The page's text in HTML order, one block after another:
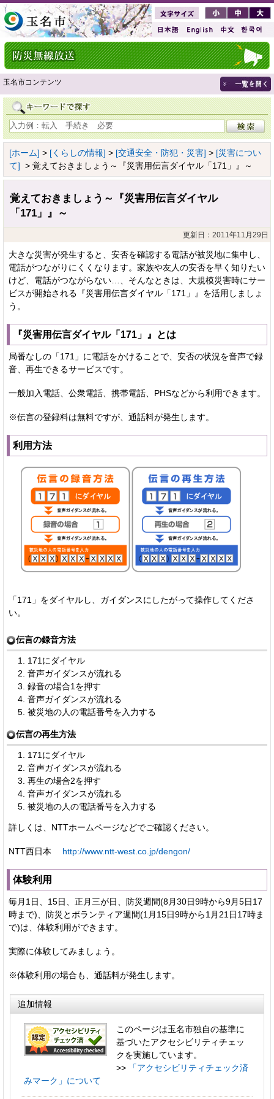
玉名市コンテンツ
[ホーム] > [くらしの情報] > [交通安全・防犯・災害] > [災害につい
て] > 覚えておきましょう～『災害用伝言ダイヤル「171」』～
覚えておきましょう～『災害用伝言ダイヤル
「171」』～
更新日：2011年11月29日
大きな災害が発生すると、安否を確認する電話が被災地に集中し、
電話がつながりにくくなります。家族や友人の安否を早く知りたい
けど、電話がつながらない…、そんなときは、大規模災害時にサー
ビスが開始される『災害用伝言ダイヤル「171」』を活用しましょ
う。
『災害用伝言ダイヤル「171」』とは
局番なしの「171」に電話をかけることで、安否の状況を音声で録
音、再生できるサービスです。
一般加入電話、公衆電話、携帯電話、PHSなどから利用できます。
※伝言の登録料は無料ですが、通話料が発生します。
利用方法
「171」をダイヤルし、ガイダンスにしたがって操作してくださ
い。
伝言の録音方法
171にダイヤル
音声ガイダンスが流れる
録音の場合1を押す
音声ガイダンスが流れる
被災地の人の電話番号を入力する
伝言の再生方法
171にダイヤル
音声ガイダンスが流れる
再生の場合2を押す
音声ガイダンスが流れる
被災地の人の電話番号を入力する
詳しくは、NTTホームページなどでご確認ください。
NTT西日本 http://www.ntt-west.co.jp/dengon/
体験利用
毎月1日、15日、正月三が日、防災週間(8月30日9時から9月5日17
時まで)、防災とボランティア週間(1月15日9時から1月21日17時ま
で)は、体験利用ができます。
実際に体験してみましょう。
※体験利用の場合も、通話料が発生します。
追加情報
このページは玉名市独自の基準に
基づいたアクセシビリティチェッ
クを実施しています。
>>
「アクセシビリティチェック済
みマーク」について